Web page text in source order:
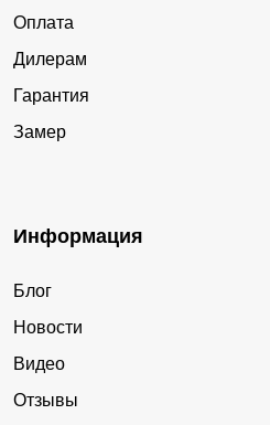
Оплата
Дилерам
Гарантия
Замер
Информация
Блог
Новости
Видео
Отзывы